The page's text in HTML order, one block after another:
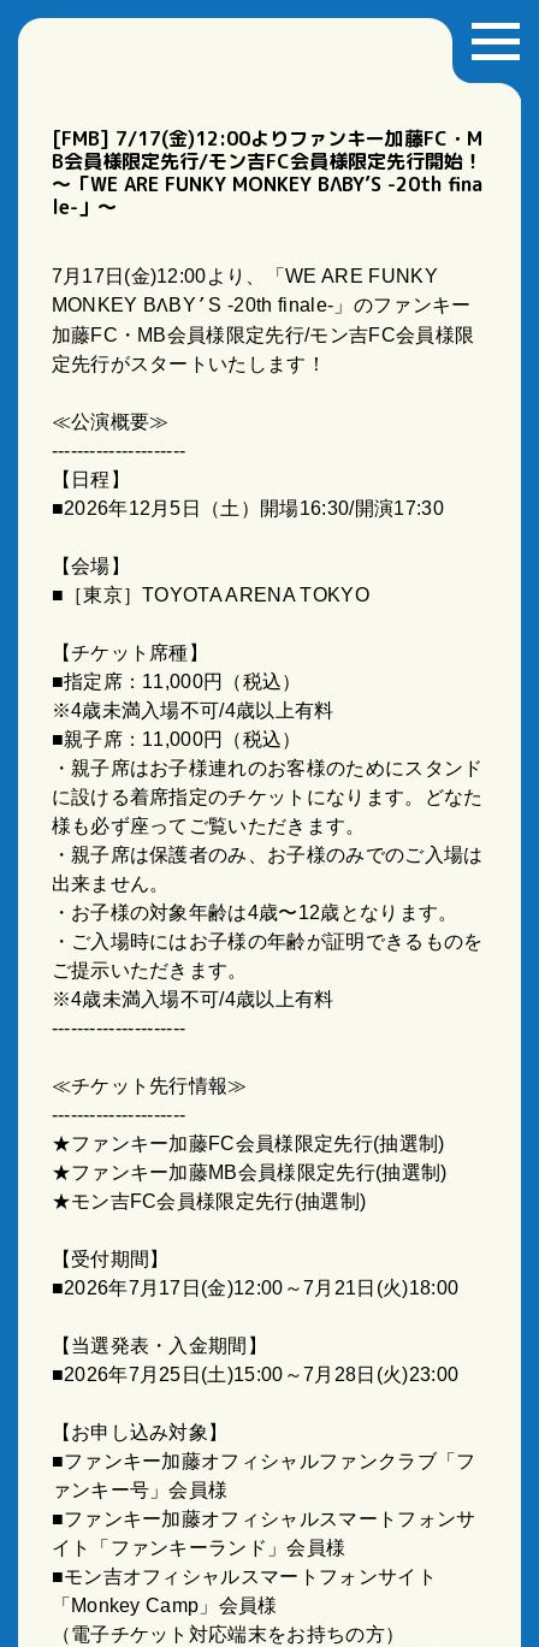
[FMB] 7/17(金)12:00よりファンキー加藤FC・M
B会員様限定先行/モン吉FC会員様限定先行開始！
～「WE ARE FUNKY MONKEY BΛBY’S -20th fina
le-」～
7月 17日 (金)12:00より、「WE ARE FUNKY
MONKEY BΛBY ’ S -20th finale- 」のファンキー
加藤FC ・ MB会員様限定先行/モン吉FC会員様限
定先行がスタートいたします！
≪公演概要≫
---------------------
【日程】
■2026年12 月5 日（土）開場16:30/開演17:30
【会場】
■［東京］TOYOTA ARENA TOKYO
【チケット席種】
■指定席： 11,000円（税込）
※4歳未満入場不可/4歳以上有料
■親子席： 11,000円（税込）
・親子席はお子様連れのお客様のためにスタンド
に設ける着席指定のチケットになります。どなた
様も必ず座ってご覧いただきます。
・親子席は保護者のみ、お子様のみでのご入場は
出来ません。
・お子様の対象年齢は4歳〜12歳となります。
・ご入場時にはお子様の年齢が証明できるものを
ご提示いただきます。
※4歳未満入場不可/4歳以上有料
---------------------
≪チケット先行情報≫
---------------------
★ファンキー加藤FC会員様限定先行(抽選制)
★ファンキー加藤MB会員様限定先行(抽選制)
★モン吉FC会員様限定先行(抽選制)
【受付期間】
■2026年7月 17 日 (金)12:00 ～7月 21 日 (火)18:00
【当選発表・入金期間】
■2026年7月 25 日 (土)15:00 ～7月 28日 (火)23:00
【お申し込み対象】
■ファンキー加藤オフィシャルファンクラブ「フ
ァンキー号」会員様
■ファンキー加藤オフィシャルスマートフォンサ
イト「ファンキーランド」会員様
■モン吉オフィシャルスマートフォンサイト
「 Monkey Camp 」会員様
（電子チケット対応端末をお持ちの方）